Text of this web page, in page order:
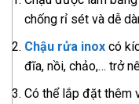
chống rỉ sét và dễ
Chậu rửa inox có
đĩa, nồi, chảo,… trở
Có thể lắp đặt thêm